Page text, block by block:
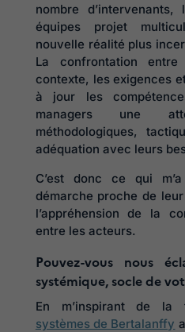
nombre
équipes projet
nouvelle réalité plus
La confrontation
contexte, les exigences
à jour les
managers une
méthodologiques,
adéquation avec leurs
C’est donc ce qui
démarche proche de
l’appréhension de la
entre les acteurs.
Pouvez-vous nous
systémique, socle de
En m’inspirant de la
systèmes de Bertalanffy